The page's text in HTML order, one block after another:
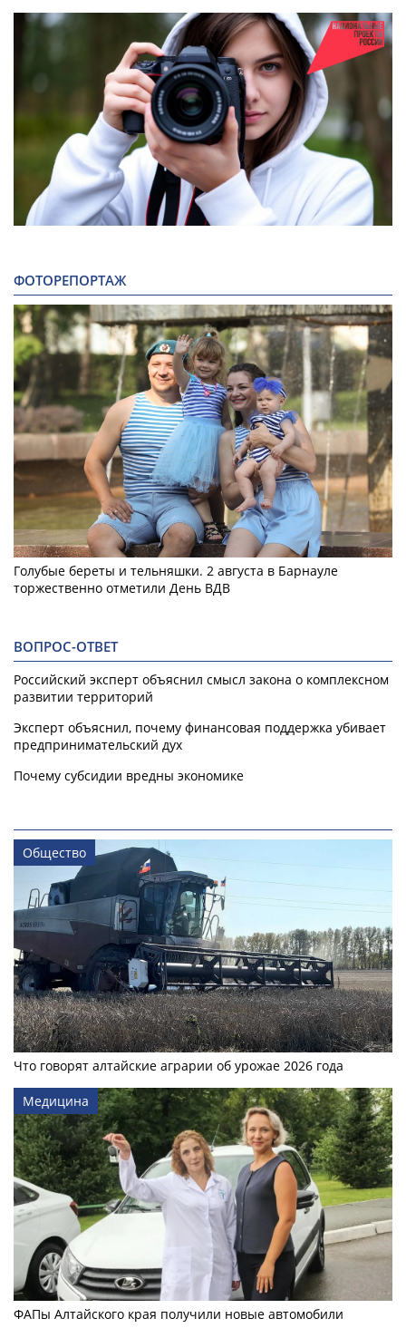
ФОТОРЕПОРТАЖ
Голубые береты и тельняшки. 2 августа в Барнауле
торжественно отметили День ВДВ
ВОПРОС-ОТВЕТ
Российский эксперт объяснил смысл закона о комплексном
развитии территорий
Эксперт объяснил, почему финансовая поддержка убивает
предпринимательский дух
Почему субсидии вредны экономике
Общество
Что говорят алтайские аграрии об урожае 2026 года
Медицина
ФАПы Алтайского края получили новые автомобили